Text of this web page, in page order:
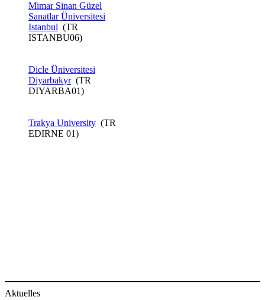
Mimar Sinan Güzel
Sanatlar Üniversitesi
Istanbul (TR
ISTANBU06)
Dicle Üniversitesi
Diyarbakyr(TR
DIYARBA01)
Trakya University (TR
EDIRNE 01)
Aktuelles